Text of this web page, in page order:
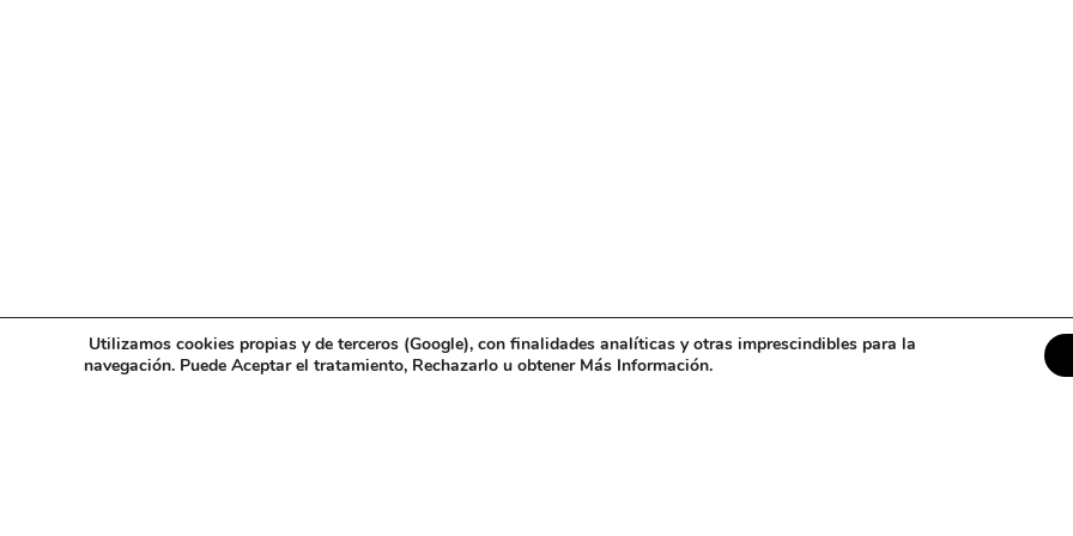
Utilizamos cookies propias y de terceros (Google), con finalidades analíticas y otras imprescindibles para la
navegación. Puede Aceptar el tratamiento, Rechazarlo u obtener Más Información.